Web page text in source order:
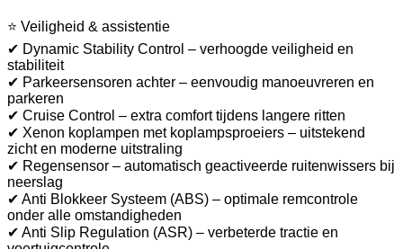
⭐ Veiligheid & assistentie
✔ Dynamic Stability Control – verhoogde veiligheid en
stabiliteit
✔ Parkeersensoren achter – eenvoudig manoeuvreren en
parkeren
✔ Cruise Control – extra comfort tijdens langere ritten
✔ Xenon koplampen met koplampsproeiers – uitstekend
zicht en moderne uitstraling
✔ Regensensor – automatisch geactiveerde ruitenwissers bij
neerslag
✔ Anti Blokkeer Systeem (ABS) – optimale remcontrole
onder alle omstandigheden
✔ Anti Slip Regulation (ASR) – verbeterde tractie en